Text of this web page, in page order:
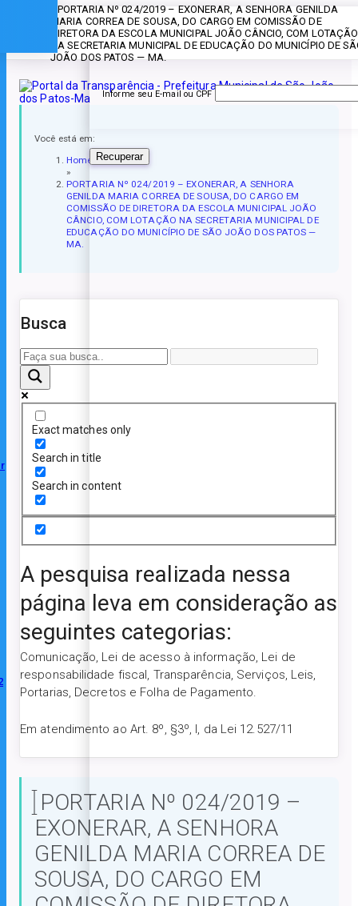
» PORTARIA Nº 024/2019 – EXONERAR, A SENHORA GENILDA
MARIA CORREA DE SOUSA, DO CARGO EM COMISSÃO DE
DIRETORA DA ESCOLA MUNICIPAL JOÃO CÂNCIO, COM LOTAÇÃO
NA SECRETARIA MUNICIPAL DE EDUCAÇÃO DO MUNICÍPIO DE
JOÃO DOS PATOS — MA.
Você está em:
Home
»
PORTARIA Nº 024/2019 – EXONERAR, A SENHORA
GENILDA MARIA CORREA DE SOUSA, DO CARGO EM
COMISSÃO DE DIRETORA DA ESCOLA MUNICIPAL JOÃO
CÂNCIO, COM LOTAÇÃO NA SECRETARIA MUNICIPAL DE
EDUCAÇÃO DO MUNICÍPIO DE SÃO JOÃO DOS PATOS —
MA.
Busca
Exact matches only
Search in title
Search in content
A pesquisa realizada nessa
página leva em consideração as
seguintes categorias:
Comunicação, Lei de acesso à informação, Lei de
responsabilidade fiscal, Transparência, Serviços, Leis,
Portarias, Decretos e Folha de Pagamento.
Em atendimento ao Art. 8º, §3º, I, da Lei 12.527/11
PORTARIA Nº 024/2019 –
EXONERAR, A SENHORA
GENILDA MARIA CORREA DE
SOUSA, DO CARGO EM
Esqueceu a senha?
Informe seu E-mail ou CPF
Recuperar